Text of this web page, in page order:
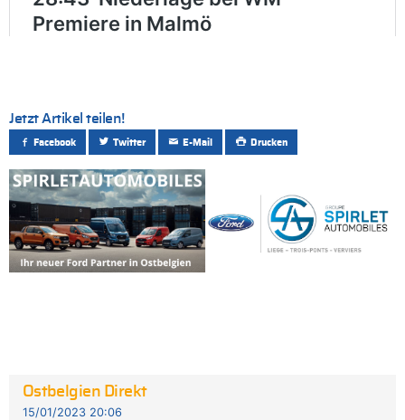
Jetzt Artikel teilen!
Facebook Twitter E-Mail Drucken
Ostbelgien Direkt
15/01/2023 20:06